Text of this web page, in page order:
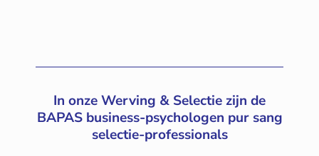
In onze Werving & Selectie zijn de
BAPAS business-psychologen pur sang
selectie-professionals